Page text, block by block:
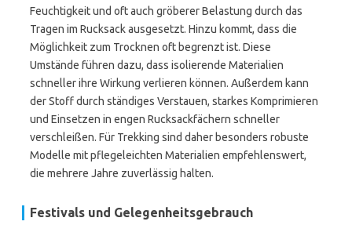
Feuchtigkeit und oft auch gröberer Belastung durch das
Tragen im Rucksack ausgesetzt. Hinzu kommt, dass die
Möglichkeit zum Trocknen oft begrenzt ist. Diese
Umstände führen dazu, dass isolierende Materialien
schneller ihre Wirkung verlieren können. Außerdem kann
der Stoff durch ständiges Verstauen, starkes Komprimieren
und Einsetzen in engen Rucksackfächern schneller
verschleißen. Für Trekking sind daher besonders robuste
Modelle mit pflegeleichten Materialien empfehlenswert,
die mehrere Jahre zuverlässig halten.
Festivals und Gelegenheitsgebrauch